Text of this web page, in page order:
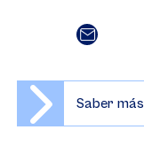
Saber más